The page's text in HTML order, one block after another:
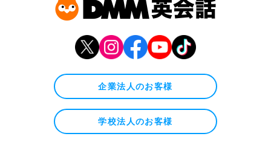
企業法人のお客様
学校法人のお客様